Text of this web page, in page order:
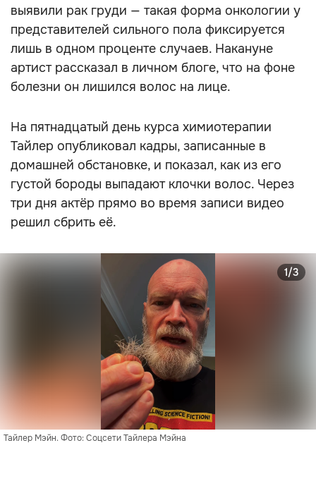
выявили рак груди — такая форма онкологии у
представителей сильного пола фиксируется
лишь в одном проценте случаев. Накануне
артист рассказал в личном блоге, что на фоне
болезни он лишился волос на лице.
На пятнадцатый день курса химиотерапии
Тайлер опубликовал кадры, записанные в
домашней обстановке, и показал, как из его
густой бороды выпадают клочки волос. Через
три дня актёр прямо во время записи видео
решил сбрить её.
Тайлер Мэйн. Фото: Соцсети Тайлера Мэйна
1/3